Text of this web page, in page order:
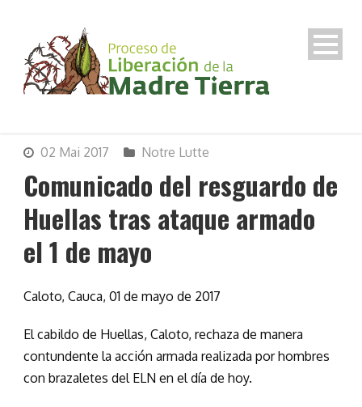
02 Mai 2017 Notre Lutte
Comunicado del resguardo de
Huellas tras ataque armado
el 1 de mayo
Caloto, Cauca, 01 de mayo de 2017
El cabildo de Huellas, Caloto, rechaza de manera
contundente la acción armada realizada por hombres
con brazaletes del ELN en el día de hoy.